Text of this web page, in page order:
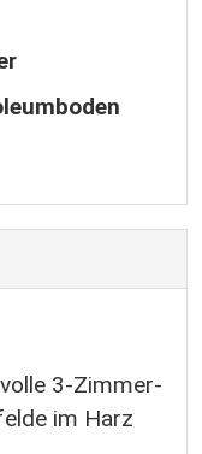
3-Zimmer-
im Harz